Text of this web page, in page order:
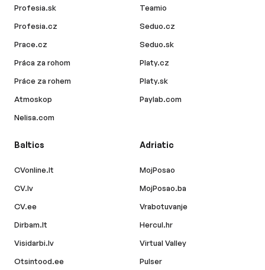
Profesia.sk
Profesia.cz
Prace.cz
Práca za rohom
Práce za rohem
Atmoskop
Nelisa.com
Teamio
Seduo.cz
Seduo.sk
Platy.cz
Platy.sk
Paylab.com
Baltics
CVonline.lt
CV.lv
CV.ee
Dirbam.lt
Visidarbi.lv
Otsintood.ee
Adriatic
MojPosao
MojPosao.ba
Vrabotuvanje
Hercul.hr
Virtual Valley
Pulser